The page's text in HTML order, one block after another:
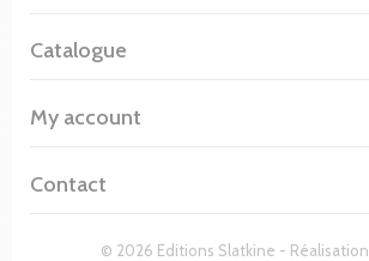
© 2026 Editions Slatkine - Réalisation
Catalogue
My account
Contact